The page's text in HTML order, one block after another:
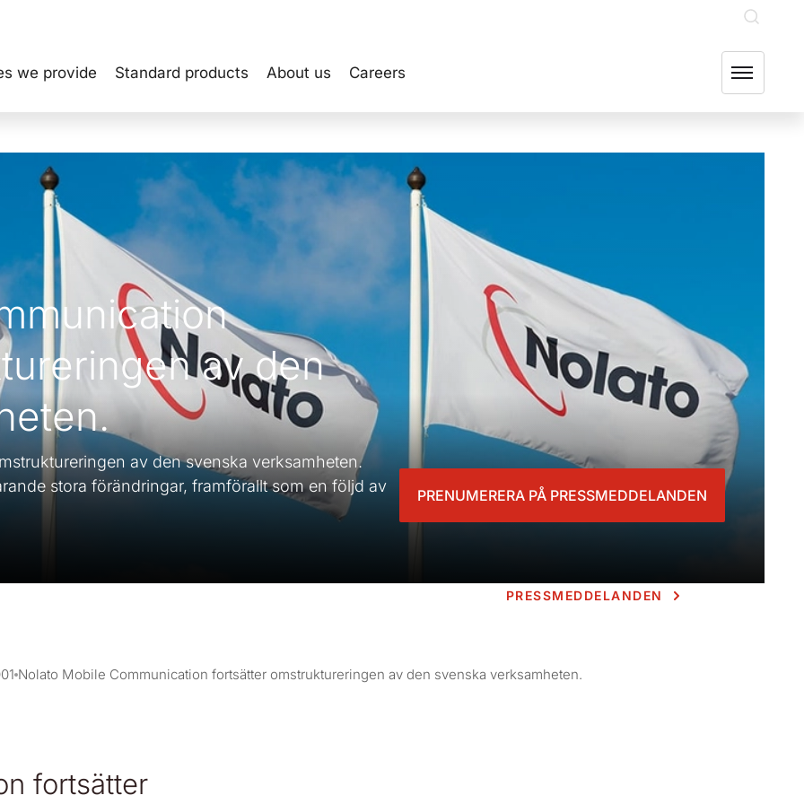
we provide Standard products About us Careers
av den
av den svenska verksamheten.
stora förändringar, framförallt som en följd av
PRENUMERERA PÅ PRESSMEDDELANDEN
Nolato Mobile Communication fortsätter omstruktureringen av den svenska verksamheten.
fortsätter
PRESSMEDDELANDEN